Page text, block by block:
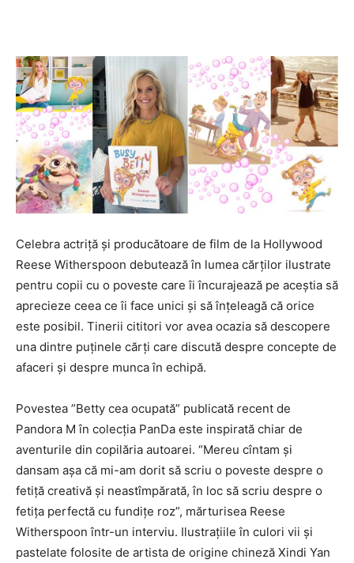
Celebra actriță și producătoare de film de la Hollywood
Reese Witherspoon debutează în lumea cărților ilustrate
pentru copii cu o poveste care îi încurajează pe aceștia să
aprecieze ceea ce îi face unici și să înțeleagă că orice
este posibil. Tinerii cititori vor avea ocazia să descopere
una dintre puținele cărți care discută despre concepte de
afaceri și despre munca în echipă.
Povestea ”Betty cea ocupată” publicată recent de
Pandora M în colecția PanDa este inspirată chiar de
aventurile din copilăria autoarei. “Mereu cîntam și
dansam așa că mi-am dorit să scriu o poveste despre o
fetiță creativă și neastîmpărată, în loc să scriu despre o
fetița perfectă cu fundițe roz”, mărturisea Reese
Witherspoon într-un interviu. Ilustrațiile în culori vii și
pastelate folosite de artista de origine chineză Xindi Yan